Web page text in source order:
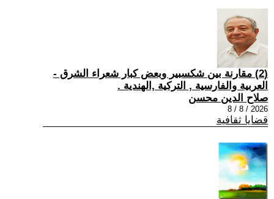
(2) مقارنة بين شكسبير وبعض كبار شعراء الشرق -
العربية والفارسية , التركية ,الهندية .
صلاح الدين محسن
2026 / 8 / 8
قضايا ثقافية